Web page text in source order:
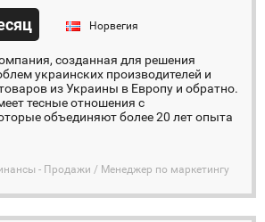
Норвегия
созданная для решения
украинских производителей и
из Украины в Европу и обратно.
тесные отношения с
объединяют более 20 лет опыта
- Продажи / Менеджер по маркетингу